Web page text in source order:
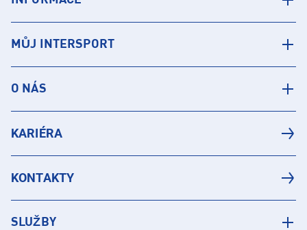
MŮJ INTERSPORT
O NÁS
KARIÉRA
KONTAKTY
SLUŽBY